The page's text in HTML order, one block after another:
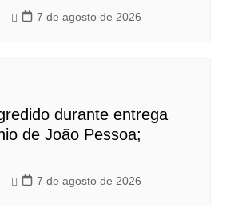
7 de agosto de 2026
durante entrega
de João Pessoa;
7 de agosto de 2026